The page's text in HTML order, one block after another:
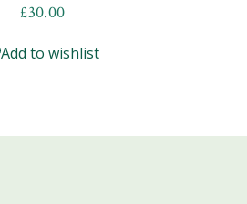
£30.00
Add to wishlist